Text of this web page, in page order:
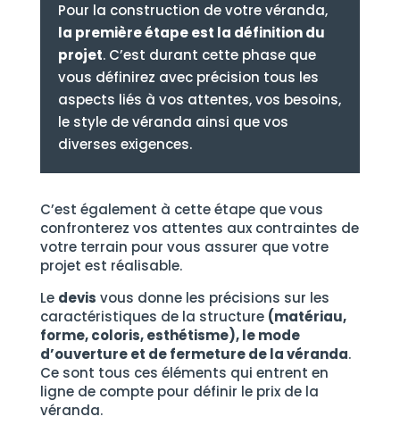
Pour la construction de votre véranda,
la première étape est la définition du
projet. C’est durant cette phase que
vous définirez avec précision tous les
aspects liés à vos attentes, vos besoins,
le style de véranda ainsi que vos
diverses exigences.
C’est également à cette étape que vous
confronterez vos attentes aux contraintes de
votre terrain pour vous assurer que votre
projet est réalisable.
Le devis vous donne les précisions sur les
caractéristiques de la structure (matériau,
forme, coloris, esthétisme), le mode
d’ouverture et de fermeture de la véranda.
Ce sont tous ces éléments qui entrent en
ligne de compte pour définir le prix de la
véranda.